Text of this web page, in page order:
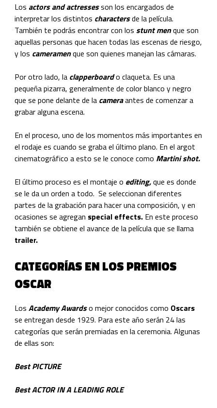
Los actors and actressesson los encargados de
interpretar los distintos charactersde la película.
También te podrás encontrar con los stunt menque son
aquellas personas que hacen todas las escenas de riesgo,
y los cameramenque son quienes manejan las cámaras.
Por otro lado, la clapperboardo claqueta. Es una
pequeña pizarra, generalmente de color blanco y negro
que se pone delante de la cameraantes de comenzar a
grabar alguna escena.
En el proceso, uno de los momentos más importantes en
el rodaje es cuando se graba el último plano. En el argot
cinematográfico a esto se le conoce como Martini shot.
El último proceso es el montaje o editing,que es donde
se le da un orden a todo. Se seleccionan diferentes
partes de la grabación para hacer una composición, y en
ocasiones se agregan special effects. En este proceso
también se obtiene el avance de la película que se llama
trailer.
CATEGORÍAS EN LOS PREMIOS
OSCAR
Los Academy Awardso mejor conocidos como Oscars
se entregan desde 1929. Para este año serán 24 las
categorías que serán premiadas en la ceremonia. Algunas
de ellas son:
Best PICTURE
Best ACTOR IN A LEADING ROLE